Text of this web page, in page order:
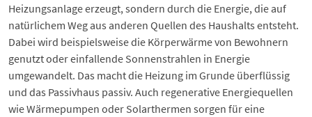
Heizungsanlage erzeugt, sondern durch die Energie, die auf
natürlichem Weg aus anderen Quellen des Haushalts entsteht.
Dabei wird beispielsweise die Körperwärme von Bewohnern
genutzt oder einfallende Sonnenstrahlen in Energie
umgewandelt. Das macht die Heizung im Grunde überflüssig
und das Passivhaus passiv. Auch regenerative Energiequellen
wieWärmepumpen oder Solarthermen sorgen für eine